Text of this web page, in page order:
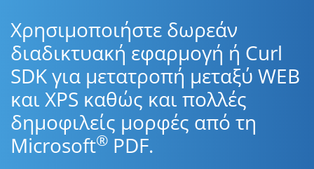
Χρησιμοποιήστε δωρεάν
διαδικτυακή εφαρμογή ή Curl
SDK για μετατροπή μεταξύ WEB
και XPS καθώς και πολλές
δημοφιλείς μορφές από τη
Microsoft® PDF.